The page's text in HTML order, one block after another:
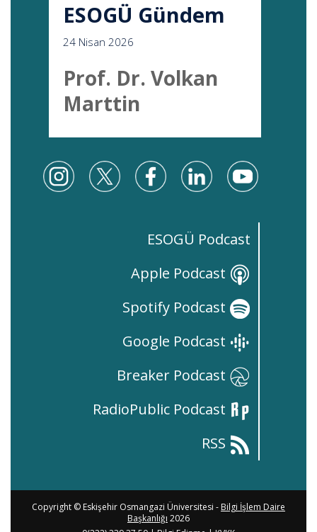
ESOGÜ Gündem
24 Nisan 2026
Prof. Dr. Volkan
Marttin
ESOGÜ Podcast
Apple Podcast
Spotify Podcast
Google Podcast
Breaker Podcast
RadioPublic Podcast
RSS
Copyright © Eskişehir Osmangazi Üniversitesi - Bilgi İşlem Daire
Başkanlığı 2026